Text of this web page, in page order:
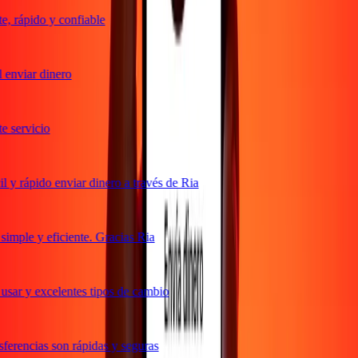
rápido y confiable
dinero
rápido enviar dinero a través de Ria
y eficiente. Gracias Ria
y excelentes tipos de cambio
son rápidas y seguras